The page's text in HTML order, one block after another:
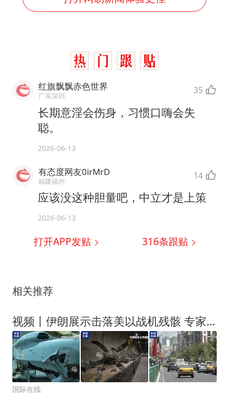
红旗飘飘赤色世界
广东深圳 35
长期意淫会伤身，习惯口嗨会失
聪。
2026-06-13
有态度网友0irMrD
福建福州 14
应该没这种胆量吧，中立才是上策
2026-06-13
打开APP发贴 316条跟贴
相关推荐
视频丨伊朗展示击落美以战机残骸 专家：典型的舆论战与心理战
国际在线